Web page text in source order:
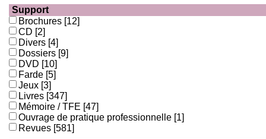
Support
Brochures [12]
CD [2]
Divers [4]
Dossiers [9]
DVD [10]
Farde [5]
Jeux [3]
Livres [347]
Mémoire / TFE [47]
Ouvrage de pratique professionnelle [1]
Revues [581]